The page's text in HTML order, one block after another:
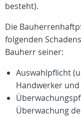
besteht).
Die
folgenden
Bauherr seiner:
Auswahlpflicht
Handwerker
Überwachung